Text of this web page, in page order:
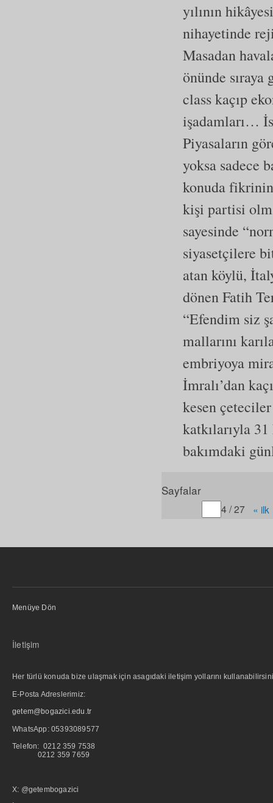
yılının
nihayetinde
Masadan
önünde
class kaçıp
işadamları…
Piyasaların
yoksa sadece
konuda
kişi partisi
sayesinde
siyasetçilere
atan köylü,
dönen Fatih
“Efendim siz
mallarını
embriyoya
İmralı’dan
kesen
katkılarıyla
bakımdaki
Sayfalar
Gitmek istediğiniz
4 / 27 « ilk
Menüye Dön
İletişim
Her türlü konuda bize ulaşmak için asagıdaki iletişim yollarını
E-Posta Adreslerimiz:
getem@bogazici.edu.tr
WhatsApp: 05393089577
Telefon: 0212 359 7538
0212 359 7659
X: @getembogazici